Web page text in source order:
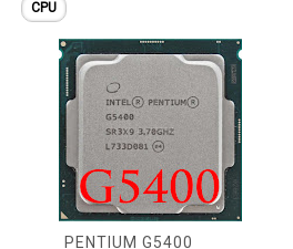
CPU
PENTIUM G5400